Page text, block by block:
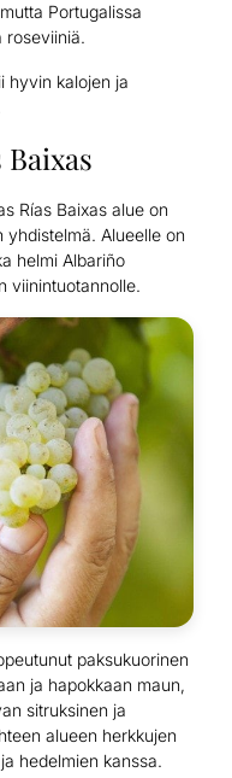
Portugalissa
roseviiniä.
hyvin kalojen ja
Rías Baixas alue on
yhdistelmä. Alueelle on
helmi Albariño
viinintuotannolle.
paksukuorinen
ja hapokkaan maun,
sitruksinen ja
alueen herkkujen
hedelmien kanssa.